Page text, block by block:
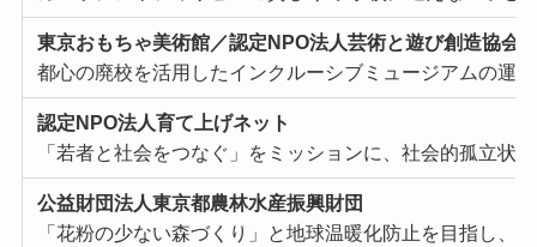
東京おもちゃ美術館／認定NPO法⼈芸術と遊び創造協会
都⼼の廃校を活⽤したインクルーシブミュージアムの運
認定NPO法⼈育て上げネット
「若者と社会をつなぐ」をミッションに、社会的孤⽴状
公益財団法⼈東京都農林⽔産振興財団
「花粉の少ない森づくり」と地球温暖化防⽌を⽬指し、